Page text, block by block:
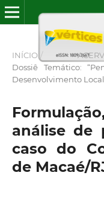
INÍCIO /
Dossiê Temático:
Desenvolvimento
análise de
caso do
de Macaé/